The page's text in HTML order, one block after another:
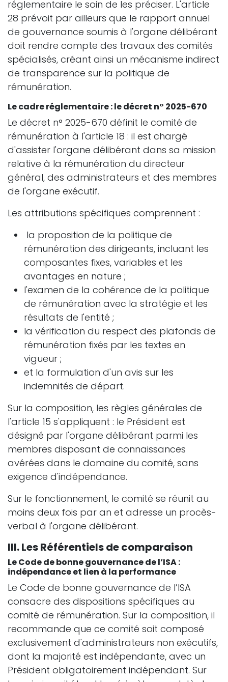
réglementaire le soin de les préciser. L'article
28 prévoit par ailleurs que le rapport annuel
de gouvernance soumis à l'organe délibérant
doit rendre compte des travaux des comités
spécialisés, créant ainsi un mécanisme indirect
de transparence sur la politique de
rémunération.
Le cadre réglementaire : le décret n° 2025-670
Le décret n° 2025-670 définit le comité de
rémunération à l'article 18 : il est chargé
d'assister l'organe délibérant dans sa mission
relative à la rémunération du directeur
général, des administrateurs et des membres
de l'organe exécutif.
Les attributions spécifiques comprennent :
la proposition de la politique de
rémunération des dirigeants, incluant les
composantes fixes, variables et les
avantages en nature ;
l'examen de la cohérence de la politique
de rémunération avec la stratégie et les
résultats de l'entité ;
la vérification du respect des plafonds de
rémunération fixés par les textes en
vigueur ;
et la formulation d'un avis sur les
indemnités de départ.
Sur la composition, les règles générales de
l'article 15 s'appliquent : le Président est
désigné par l'organe délibérant parmi les
membres disposant de connaissances
avérées dans le domaine du comité, sans
exigence d'indépendance.
Sur le fonctionnement, le comité se réunit au
moins deux fois par an et adresse un procès-
verbal à l'organe délibérant.
III. Les Référentiels de comparaison
Le Code de bonne gouvernance de l’ISA :
indépendance et lien à la performance
Le Code de bonne gouvernance de l’ISA
consacre des dispositions spécifiques au
comité de rémunération. Sur la composition, il
recommande que ce comité soit composé
exclusivement d'administrateurs non exécutifs,
dont la majorité est indépendante, avec un
Président obligatoirement indépendant. Sur